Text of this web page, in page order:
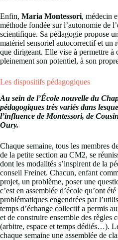
Enfin, Maria Montessori, médecin
méthode fondée sur l’autonomie de
scientifique. Sa pédagogie propose un
matériel sensoriel autocorrectif et un
que dirigeant. Elle vise à permettre à
pleinement son potentiel, à son
Les dispositifs pédagogiques
Au sein de l’École nouvelle du
pédagogiques très variés dans
l’influence de Montessori, de
Oury.
Chaque semaine, tous les membres
de la petite section au CM2, se
dont les modalités s’inspirent de la
conseil Freinet. Chacun, enfant
projet, un problème, poser une
c’est en assemblée d’école qu’ont
problématiques engendrées par
temps d’échange collectif a permis
et de construire ensemble des règles
(arbitre, espace et temps dédiés…).
chaque semaine une assemblée de